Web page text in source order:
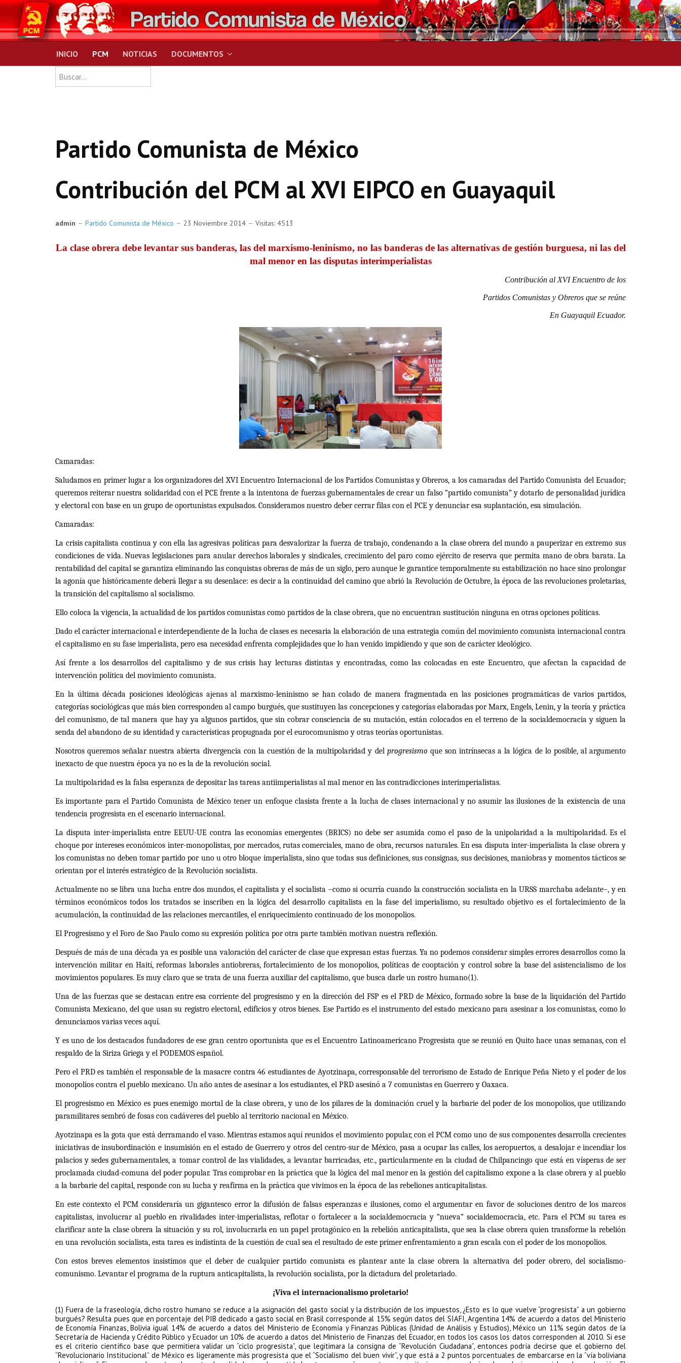
INICIO PCM NOTICIAS
DOCUMENTOS
Buscar
Partido Comunista de México
Contribución del PCM al XVI EIPCO en Guayaquil
admin Partido Comunista de México 23 Noviembre 2014 Visitas: 4513
La clase obrera debe levantar sus banderas, las del marxismo-leninismo, no las banderas de las alternativas de gestión burguesa, ni las del
mal menor en las disputas interimperialistas
Contribución al XVI Encuentro de los
Partidos Comunistas y Obreros que se reúne
En Guayaquil Ecuador.
Camaradas:
Saludamos en primer lugar a los organizadores del XVI Encuentro Internacional de los Partidos Comunistas y Obreros, a los camaradas del Partido Comunista del Ecuador;
queremos reiterar nuestra solidaridad con el PCE frente a la intentona de fuerzas gubernamentales de crear un falso “partido comunista” y dotarlo de personalidad jurídica
y electoral con base en un grupo de oportunistas expulsados. Consideramos nuestro deber cerrar filas con el PCE y denunciar esa suplantación, esa simulación.
Camaradas:
La crisis capitalista continua y con ella las agresivas políticas para desvalorizar la fuerza de trabajo, condenando a la clase obrera del mundo a pauperizar en extremo sus
condiciones de vida. Nuevas legislaciones para anular derechos laborales y sindicales, crecimiento del paro como ejército de reserva que permita mano de obra barata. La
rentabilidad del capital se garantiza eliminando las conquistas obreras de más de un siglo, pero aunque le garantice temporalmente su estabilización no hace sino prolongar
la agonía que históricamente deberá llegar a su desenlace: es decir a la continuidad del camino que abrió la Revolución de Octubre, la época de las revoluciones proletarias,
la transición del capitalismo al socialismo.
Ello coloca la vigencia, la actualidad de los partidos comunistas como partidos de la clase obrera, que no encuentran sustitución ninguna en otras opciones políticas.
Dado el carácter internacional e interdependiente de la lucha de clases es necesaria la elaboración de una estrategia común del movimiento comunista internacional contra
el capitalismo en su fase imperialista, pero esa necesidad enfrenta complejidades que lo han venido impidiendo y que son de carácter ideológico.
Así frente a los desarrollos del capitalismo y de sus crisis hay lecturas distintas y encontradas, como las colocadas en este Encuentro, que afectan la capacidad de
intervención política del movimiento comunista.
En la última década posiciones ideológicas ajenas al marxismo-leninismo se han colado de manera fragmentada en las posiciones programáticas de varios partidos,
categorías sociológicas que más bien corresponden al campo burgués, que sustituyen las concepciones y categorías elaboradas por Marx, Engels, Lenin, y la teoría y práctica
del comunismo, de tal manera que hay ya algunos partidos, que sin cobrar consciencia de su mutación, están colocados en el terreno de la socialdemocracia y siguen la
senda del abandono de su identidad y características propugnada por el eurocomunismo y otras teorías oportunistas.
Nosotros queremos señalar nuestra abierta divergencia con la cuestión de la multipolaridad y del progresismo que son intrínsecas a la lógica de lo posible, al argumento
inexacto de que nuestra época ya no es la de la revolución social.
La multipolaridad es la falsa esperanza de depositar las tareas antiimperialistas al mal menor en las contradicciones interimperialistas.
Es importante para el Partido Comunista de México tener un enfoque clasista frente a la lucha de clases internacional y no asumir las ilusiones de la existencia de una
tendencia progresista en el escenario internacional.
La disputa inter-imperialista entre EEUU-UE contra las economías emergentes (BRICS) no debe ser asumida como el paso de la unipolaridad a la multipolaridad. Es el
choque por intereses económicos inter-monopolistas, por mercados, rutas comerciales, mano de obra, recursos naturales. En esa disputa inter-imperialista la clase obrera y
los comunistas no deben tomar partido por uno u otro bloque imperialista, sino que todas sus definiciones, sus consignas, sus decisiones, maniobras y momentos tácticos se
orientan por el interés estratégico de la Revolución socialista.
Actualmente no se libra una lucha entre dos mundos, el capitalista y el socialista –como si ocurría cuando la construcción socialista en la URSS marchaba adelante–, y en
términos económicos todos los tratados se inscriben en la lógica del desarrollo capitalista en la fase del imperialismo, su resultado objetivo es el fortalecimiento de la
acumulación, la continuidad de las relaciones mercantiles, el enriquecimiento continuado de los monopolios.
El Progresismo y el Foro de Sao Paulo como su expresión política por otra parte también motivan nuestra reflexión.
Después de más de una década ya es posible una valoración del carácter de clase que expresan estas fuerzas. Ya no podemos considerar simples errores desarrollos como la
intervención militar en Haití, reformas laborales antiobreras, fortalecimiento de los monopolios, políticas de cooptación y control sobre la base del asistencialismo de los
movimientos populares. Es muy claro que se trata de una fuerza auxiliar del capitalismo, que busca darle un rostro humano(1).
Una de las fuerzas que se destacan entre esa corriente del progresismo y en la dirección del FSP es el PRD de México, formado sobre la base de la liquidación del Partido
Comunista Mexicano, del que usan su registro electoral, edificios y otros bienes. Ese Partido es el instrumento del estado mexicano para asesinar a los comunistas, como lo
denunciamos varias veces aquí.
Y es uno de los destacados fundadores de ese gran centro oportunista que es el Encuentro Latinoamericano Progresista que se reunió en Quito hace unas semanas, con el
respaldo de la Siriza Griega y el PODEMOS español.
Pero el PRD es también el responsable de la masacre contra 46 estudiantes de Ayotzinapa, corresponsable del terrorismo de Estado de Enrique Peña Nieto y el poder de los
monopolios contra el pueblo mexicano. Un año antes de asesinar a los estudiantes, el PRD asesinó a 7 comunistas en Guerrero y Oaxaca.
El progresismo en México es pues enemigo mortal de la clase obrera, y uno de los pilares de la dominación cruel y la barbarie del poder de los monopolios, que utilizando
paramilitares sembró de fosas con cadáveres del pueblo al territorio nacional en México.
Ayotzinapa es la gota que está derramando el vaso. Mientras estamos aquí reunidos el movimiento popular, con el PCM como uno de sus componentes desarrolla crecientes
iniciativas de insubordinación e insumisión en el estado de Guerrero y otros del centro-sur de México, pasa a ocupar las calles, los aeropuertos, a desalojar e incendiar los
palacios y sedes gubernamentales, a tomar control de las vialidades, a levantar barricadas, etc., particularmente en la ciudad de Chilpancingo que está en vísperas de ser
proclamada ciudad-comuna del poder popular. Tras comprobar en la práctica que la lógica del mal menor en la gestión del capitalismo expone a la clase obrera y al pueblo
a la barbarie del capital, responde con su lucha y reafirma en la práctica que vivimos en la época de las rebeliones anticapitalistas.
En este contexto el PCM consideraría un gigantesco error la difusión de falsas esperanzas e ilusiones, como el argumentar en favor de soluciones dentro de los marcos
capitalistas, involucrar al pueblo en rivalidades inter-imperialistas, reflotar o fortalecer a la socialdemocracia y “nueva” socialdemocracia, etc. Para el PCM su tarea es
clarificar ante la clase obrera la situación y su rol, involucrarla en un papel protagónico en la rebelión anticapitalista, que sea la clase obrera quien transforme la rebelión
en una revolución socialista, esta tarea es indistinta de la cuestión de cual sea el resultado de este primer enfrentamiento a gran escala con el poder de los monopolios.
Con estos breves elementos insistimos que el deber de cualquier partido comunista es plantear ante la clase obrera la alternativa del poder obrero, del socialismo-
comunismo. Levantar el programa de la ruptura anticapitalista, la revolución socialista, por la dictadura del proletariado.
¡Viva el internacionalismo proletario!
(1) Fuera de la fraseología, dicho rostro humano se reduce a la asignación del gasto social y la distribución de los impuestos, ¿Esto es lo que vuelve “progresista” a un gobierno
burgués? Resulta pues que en porcentaje del PIB dedicado a gasto social en Brasil corresponde al 15% según datos del SIAFI, Argentina 14% de acuerdo a datos del Ministerio
de Economía Finanzas, Bolivia igual 14% de acuerdo a datos del Ministerio de Economía y Finanzas Públicas (Unidad de Análisis y Estudios), México un 11% según datos de la
Secretaría de Hacienda y Crédito Público y Ecuador un 10% de acuerdo a datos del Ministerio de Finanzas del Ecuador, en todos los casos los datos corresponden al 2010. Si ese
es el criterio científico base que permitiera validar un “ciclo progresista”, que legitimara la consigna de “Revolución Ciudadana”, entonces podría decirse que el gobierno del
“Revolucionario Institucional” de México es ligeramente más progresista que el “Socialismo del buen vivir”, y que está a 2 puntos porcentuales de embarcarse en la “vía boliviana